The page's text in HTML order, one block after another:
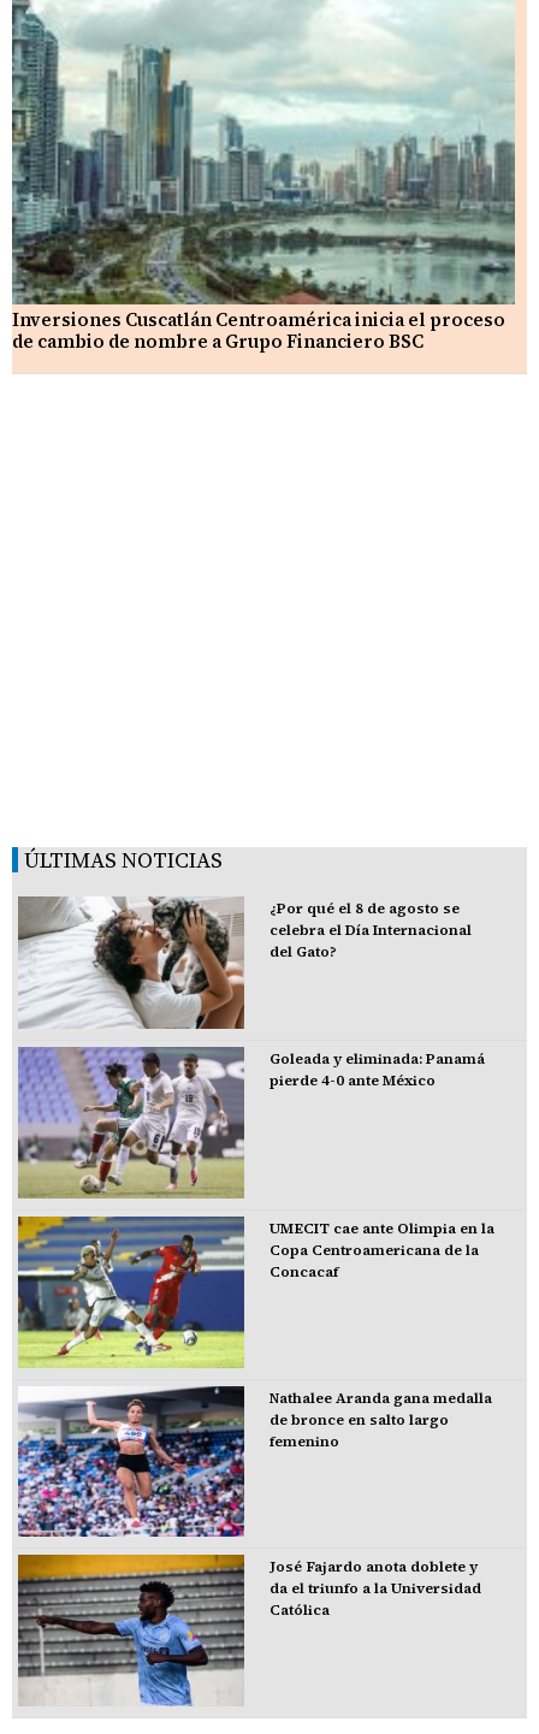
Inversiones Cuscatlán Centroamérica inicia el proceso
de cambio de nombre a Grupo Financiero BSC
ÚLTIMAS NOTICIAS
¿Por qué el 8 de agosto se
celebra el Día Internacional
del Gato?
Goleada y eliminada: Panamá
pierde 4-0 ante México
UMECIT cae ante Olimpia en la
Copa Centroamericana de la
Concacaf
Nathalee Aranda gana medalla
de bronce en salto largo
femenino
José Fajardo anota doblete y
da el triunfo a la Universidad
Católica